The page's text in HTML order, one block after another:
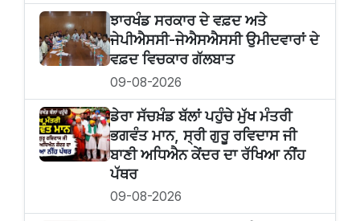
ਝਾਰਖੰਡ ਸਰਕਾਰ ਦੇ ਵਫ਼ਦ ਅਤੇ
ਜੇਪੀਐਸਸੀ-ਜੇਐਸਐਸਸੀ ਉਮੀਦਵਾਰਾਂ ਦੇ
ਵਫ਼ਦ ਵਿਚਕਾਰ ਗੱਲਬਾਤ
09-08-2026
ਡੇਰਾ ਸੱਚਖ਼ੰਡ ਬੱਲਾਂ ਪਹੁੰਚੇ ਮੁੱਖ ਮੰਤਰੀ
ਭਗਵੰਤ ਮਾਨ, ਸ੍ਰੀ ਗੁਰੂ ਰਵਿਦਾਸ ਜੀ
ਬਾਣੀ ਅਧਿਐਨ ਕੇਂਦਰ ਦਾ ਰੱਖਿਆ ਨੀਂਹ
ਪੱਥਰ
09-08-2026